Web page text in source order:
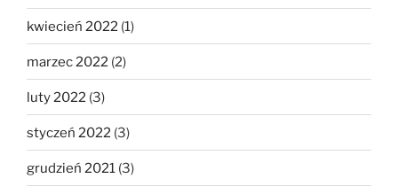
kwiecień 2022 (1)
marzec 2022 (2)
luty 2022 (3)
styczeń 2022 (3)
grudzień 2021 (3)